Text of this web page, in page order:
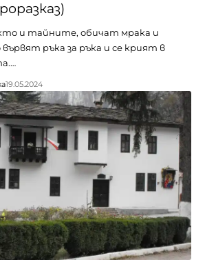
и тайните, обичат мрака и
ръка за ръка и се крият в
19.05.2024